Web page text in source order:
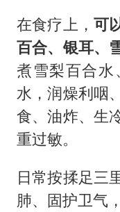
在食疗上，可
百合、银耳、
煮雪梨百合
水，润燥利咽
食、油炸、生
重过敏。
日常按揉足三
肺、固护卫气